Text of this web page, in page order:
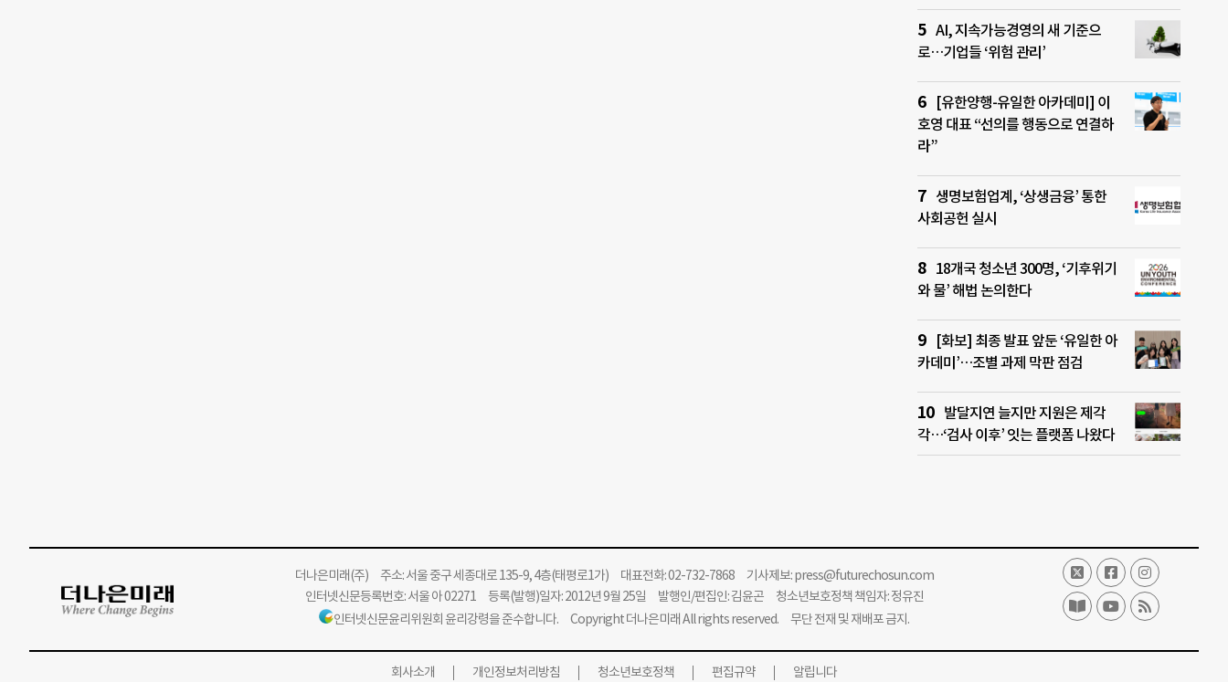
AI, 지속가능경영의 새 기준으
로…기업들 ‘위험 관리’
[유한양행-유일한 아카데미] 이
호영 대표 “선의를 행동으로 연결하
라”
생명보험업계, ‘상생금융’ 통한
사회공헌 실시
18개국 청소년 300명, ‘기후위기
와 물’ 해법 논의한다
[화보] 최종 발표 앞둔 ‘유일한 아
카데미’…조별 과제 막판 점검
발달지연 늘지만 지원은 제각
각…‘검사 이후’ 잇는 플랫폼 나왔다
더나은미래(주)주소: 서울 중구 세종대로 135-9, 4층(태평로1가) 대표전화: 02-732-7868 기사제보:press@futurechosun.com
인터넷신문등록번호: 서울 아 02271 등록(발행)일자: 2012년 9월 25일 발행인/편집인: 김윤곤 청소년보호정책 책임자: 정유진
인터넷신문윤리위원회 윤리강령을 준수합니다. Copyright 더나은미래 All rights reserved. 무단 전재 및 재배포 금지.
회사소개 개인정보처리방침 청소년보호정책 편집규약 알립니다